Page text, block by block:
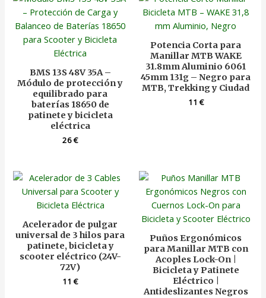
BMS 13S 48V 35A –
Módulo de protección y
equilibrado para
baterías 18650 de
patinete y bicicleta
eléctrica
26€
Potencia Corta para
Manillar MTB WAKE
31.8mm Aluminio 6061
45mm 131g – Negro para
MTB, Trekking y Ciudad
11€
Acelerador de pulgar
universal de 3 hilos para
patinete, bicicleta y
scooter eléctrico (24V-
72V)
11€
Puños Ergonómicos
para Manillar MTB con
Acoples Lock-On |
Bicicleta y Patinete
Eléctrico |
Antideslizantes Negros